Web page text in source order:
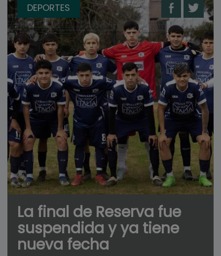
DEPORTES
La final de Reserva fue
suspendida y ya tiene
nueva fecha